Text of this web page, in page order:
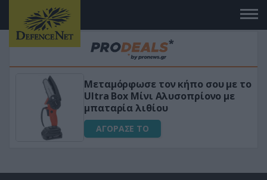
τον κήπο σου με το
Box Μίνι Αλυσοπρίονο με
λιθίου
ΑΓΟΡΑΣΕ ΤΟ
για